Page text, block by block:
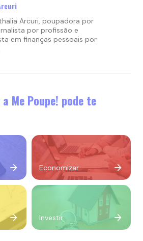
Arcuri, poupadora por
por profissão e
em finanças pessoais por
Me Poupe! pode te
Economizar
Investir